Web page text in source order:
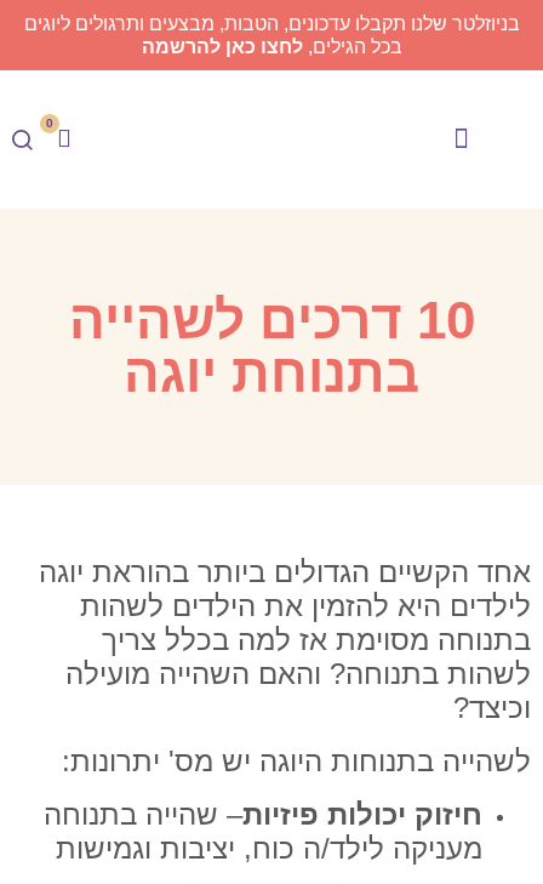
בניוזלטר שלנו תקבלו עדכונים, הטבות, מבצעים ותרגולים ליוגים
בכל הגילים,לחצו כאן להרשמה
0
10 דרכים לשהייה
בתנוחת יוגה
אחד הקשיים הגדולים ביותר בהוראת יוגה
לילדים היא להזמין את הילדים לשהות
בתנוחה מסוימת אז למה בכלל צריך
לשהות בתנוחה? והאם השהייה מועילה
וכיצד?
לשהייה בתנוחות היוגה יש מס' יתרונות:
חיזוק יכולות פיזיות– שהייה בתנוחה
מעניקה לילד/ה כוח, יציבות וגמישות